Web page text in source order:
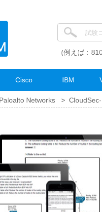
(例えば：
Cisco IBM
Paloalto Networks >